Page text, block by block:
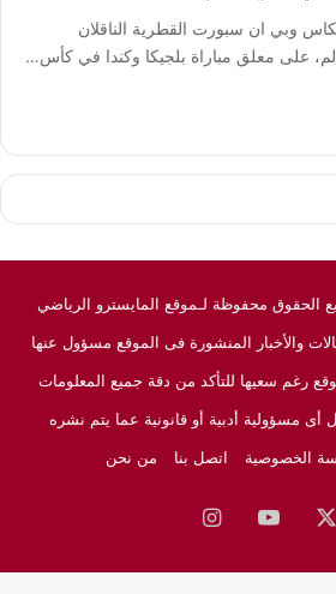
وبي ان سبورت القطرية الناقلان
على معلق مباراة بلجيكا وكندا في كأس…
والأخبار المنشورة فى الموقع مسؤول عنها
رغم سعيها للتأكد من دقة جميع المعلومات
أى مسؤولية أدبية أو قانونية عما يتم نشره
الخصوصية اتصل بنا من نحن
‫YouTubeانستقرام
نيوز